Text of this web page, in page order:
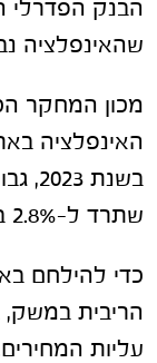
שהאינפלציה
שתרד ל-2.8% בשנת 2024.
כדי להילחם
הריבית במשק,
עליות